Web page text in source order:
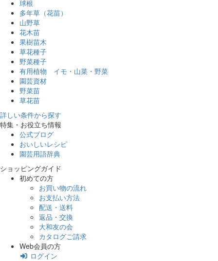
球根
多年草（花苗）
山野草
花木苗
果樹苗木
草花種子
野菜種子
有用植物 イモ・山菜・野菜
園芸資材
野菜苗
草花苗
詳しい条件から探す
特集・お役立ち情報
公式ブログ
おいしいレシピ
園芸用語辞典
ショッピングガイド
初めての方
お買い物の流れ
お支払い方法
配送・送料
返品・交換
大和友の会
カタログご請求
Web会員の方
ログイン